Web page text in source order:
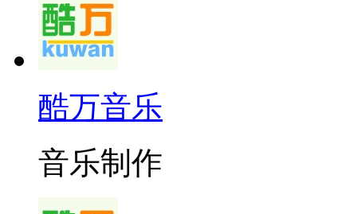
酷万音乐
音乐制作